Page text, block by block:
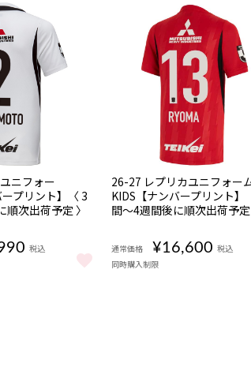
ニフォー
プリント】〈 3
次出荷予定 〉
税込
NEW
数量
限定
受注
商品
26-27 レプリカユニフォー
KIDS【ナンバープリント】
間〜4週間後に順次出荷予定
通常価格 ¥16,600 税込
同時購入制限